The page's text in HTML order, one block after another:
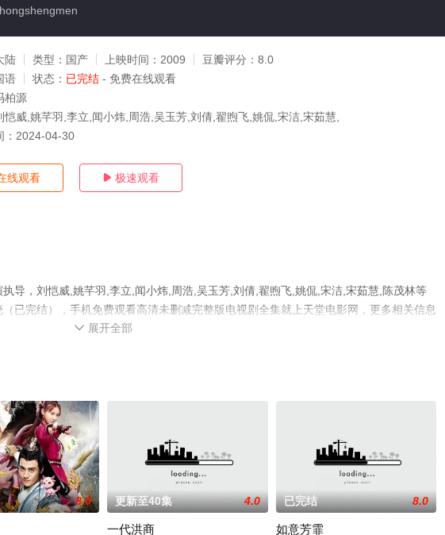
陆 类型： 国产 上映时间： 2009 豆瓣评分： 8.0
语 状态： 已完结 - 免费在线观看
柏源
恺威,姚芊羽,李立,闻小炜,周浩,吴玉芳,刘倩,翟煦飞,姚侃,宋洁,宋茹慧,
2024-04-30
线观看  极速观看
导，刘恺威,姚芊羽,李立,闻小炜,周浩,吴玉芳,刘倩,翟煦飞,姚侃,宋洁,宋茹慧,陈茂林等
已完结），手机免费观看高清未删减完整版电视剧全集就上天堂电影网，更多相关信息
 展开全部
8.0 更新至40集 4.0
一代洪商
已完结 8.0
如意芳霏